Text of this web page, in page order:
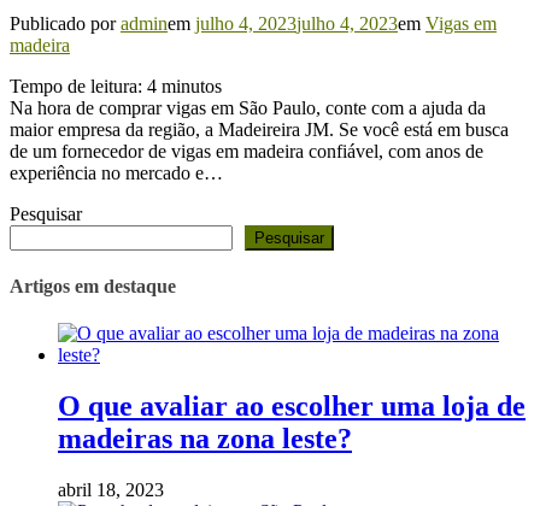
Publicado poradminem julho 4, 2023julho 4, 2023em Vigas em
madeira
Tempo de leitura: 4 minutos
Na hora de comprar vigas em São Paulo, conte com a ajuda da
maior empresa da região, a Madeireira JM. Se você está em busca
de um fornecedor de vigas em madeira confiável, com anos de
experiência no mercado e…
Pesquisar
Pesquisar
Artigos em destaque
O que avaliar ao escolher uma loja de
madeiras na zona leste?
abril 18, 2023